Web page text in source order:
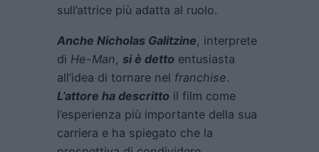
sull’attrice più adatta al ruolo.
Anche Nicholas Galitzine, interprete
di He-Man, si è detto entusiasta
all’idea di tornare nel franchise.
L’attore ha descritto il film come
l’esperienza più importante della sua
carriera e ha spiegato che la